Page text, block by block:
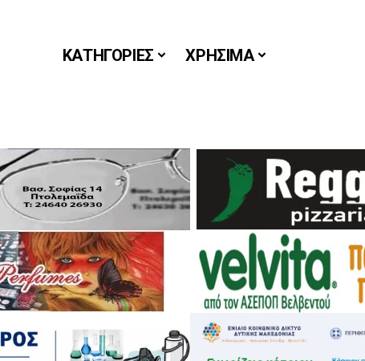
ΚΑΤΗΓΟΡΙΕΣ ΧΡΗΣΙΜΑ